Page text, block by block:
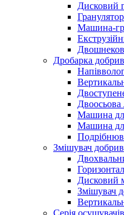
Дисковий
Машина-
Дробарка добрив
Машина
Машина
Змішувач добрив
Дисковий
Змішувач
Серія